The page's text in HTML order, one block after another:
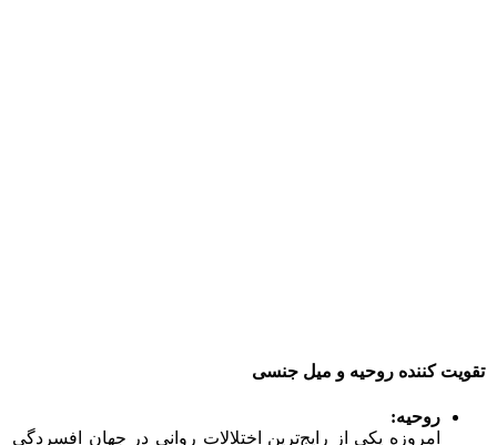
تقویت کننده روحیه و میل جنسی
روحیه:
امروزه یکی از رایج‌ترین اختلالات روانی در جهان افسردگی